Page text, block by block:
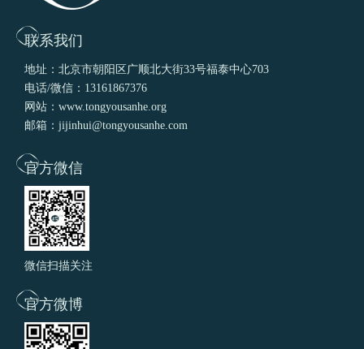
联系我们
地址：北京市朝阳区广顺北大街33号福泰中心703
电话/微信：13161867376
网站：www.tongyousanhe.org
邮箱：jijinhui@tongyousanhe.com
官方微信
微信扫描关注
官方微博